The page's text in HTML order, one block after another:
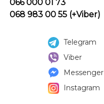
066 000 01 73
068 983 00 55 (+Viber)
Telegram
Viber
Messenger
Instagram